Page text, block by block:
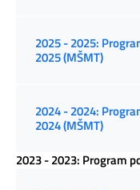
2025 - 2025:
2025 (MŠMT)
2024 - 2024:
2024 (MŠMT)
2023 - 2023: Program